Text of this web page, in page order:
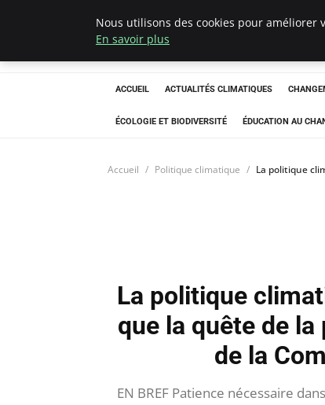
ACCUEIL ACTUALITÉS CLIMATIQUES
ÉCOLOGIE ET BIODIVERSITÉ ÉDUCATION AU
Accueil Politique climatique La politique
La politique
que la quête de
de la
EN BREF Patience nécessaire
Nous utilisons des cookies pour
En savoir plus